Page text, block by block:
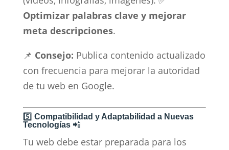
Optimizar palabras clave y mejorar
meta descripciones.
📌 Consejo: Publica contenido actualizado
con frecuencia para mejorar la autoridad
de tu web en Google.
5️⃣ Compatibilidad y Adaptabilidad a Nuevas
Tecnologías📲
Tu web debe estar preparada para los